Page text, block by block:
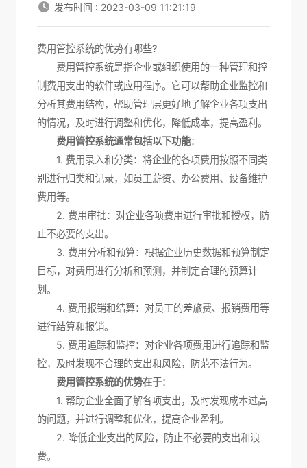
发布时间 : 2023-03-09 11:21:19
费用管控系统的优势有哪些?
费用管控系统是指企业或组织使用的一种管理和控
制费用支出的软件或应用程序。它可以帮助企业监控和
分析其费用结构，帮助管理层更好地了解企业各项支出
的情况，及时进行调整和优化，降低成本，提高盈利。
费用管控系统通常包括以下功能：
1. 费用录入和分类：将企业的各项费用按照不同类
别进行归类和记录，如员工薪资、办公费用、设备维护
费用等。
2. 费用审批：对企业各项费用进行审批和授权，防
止不必要的支出。
3. 费用分析和预算：根据企业历史数据和预算制定
目标，对费用进行分析和预测，并制定合理的预算计
划。
4. 费用报销和结算：对员工的差旅费、报销费用等
进行结算和报销。
5. 费用追踪和监控：对企业各项费用进行追踪和监
控，及时发现不合理的支出和风险，防范不法行为。
费用管控系统的优势在于：
1. 帮助企业全面了解各项支出，及时发现成本过高
的问题，并进行调整和优化，提高企业盈利。
2. 降低企业支出的风险，防止不必要的支出和浪
费。